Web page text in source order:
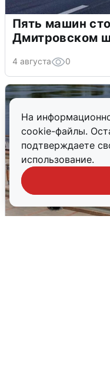
На
cookie-файлы.
подтверждаете
использование.
Пять машин
Дмитровском
4 августа 0